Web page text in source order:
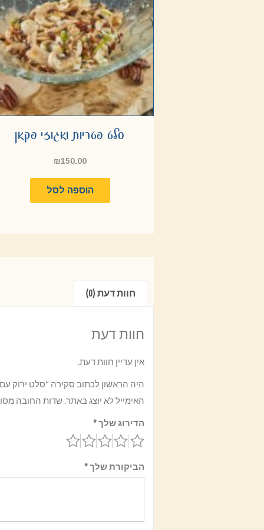
סלט פטריות ואגוזי פקאן
₪150.00
הוספה לסל
חוות דעת (0)
חוות דעת
אין עדיין חוות דעת.
היה הראשון לכתוב סקירה “סלט ירוק
האימייל לא יוצג באתר. שדות החובה
הדירוג שלך*
הביקורת שלך*